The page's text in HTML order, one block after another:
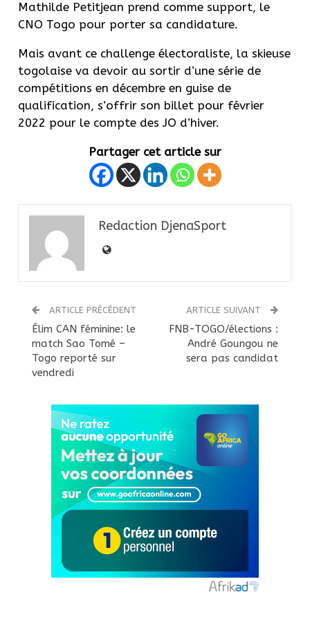
Mathilde Petitjean prend comme support, le
CNO Togo pour porter sa candidature.
Mais avant ce challenge électoraliste, la skieuse
togolaise va devoir au sortir d’une série de
compétitions en décembre en guise de
qualification, s’offrir son billet pour février
2022 pour le compte des JO d’hiver.
Partager cet article sur
Redaction DjenaSport
ARTICLE PRÉCÉDENT
Élim CAN féminine: le
match Sao Tomé –
Togo reporté sur
vendredi
ARTICLE SUIVANT
FNB-TOGO/élections :
André Goungou ne
sera pas candidat